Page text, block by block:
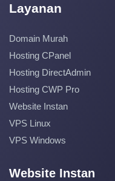
Layanan
Domain Murah
Hosting CPanel
Hosting DirectAdmin
Hosting CWP Pro
Website Instan
VPS Linux
VPS Windows
Website Instan